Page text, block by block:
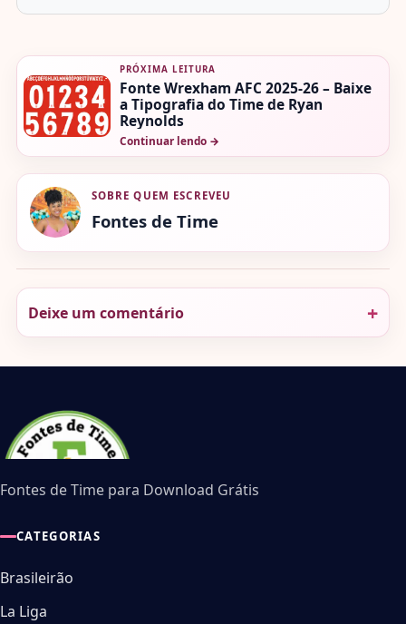
PRÓXIMA LEITURA
Fonte Wrexham AFC 2025-26 – Baixe
a Tipografia do Time de Ryan
Reynolds
Continuar lendo →
SOBRE QUEM ESCREVEU
Fontes de Time
Deixe um comentário
Fontes de Time para Download Grátis
CATEGORIAS
Brasileirão
La Liga